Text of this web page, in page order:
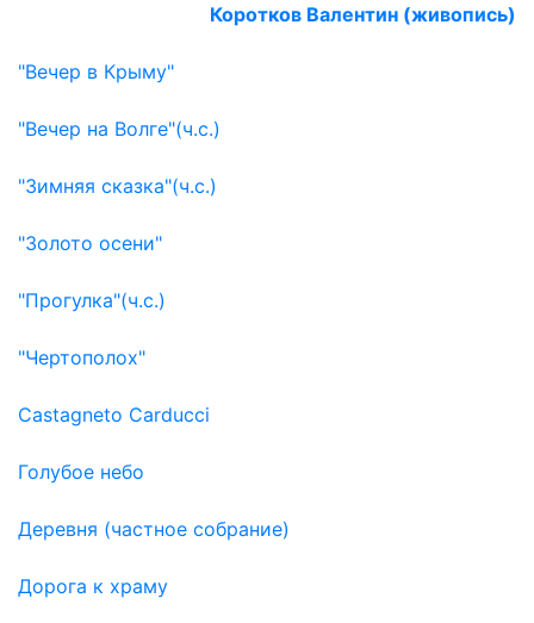
Коротков Валентин (живопись)
"Вечер в Крыму"
"Вечер на Волге"(ч.с.)
"Зимняя сказка"(ч.с.)
"Золото осени"
"Прогулка"(ч.с.)
"Чертополох"
Castagneto Carducci
Голубое небо
Деревня (частное собрание)
Дорога к храму